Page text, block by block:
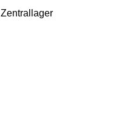
Zentrallager